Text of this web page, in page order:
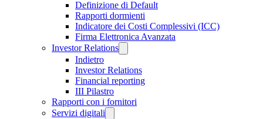
Definizione di Default
Rapporti dormienti
Indicatore dei Costi Complessivi (ICC)
Firma Elettronica Avanzata
Investor Relations
Indietro
Investor Relations
Financial reporting
III Pilastro
Rapporti con i fornitori
Servizi digitali